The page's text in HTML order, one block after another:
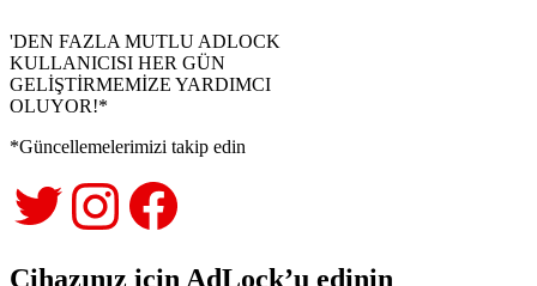
'DEN FAZLA MUTLU ADLOCK
KULLANICISI HER GÜN
GELİŞTİRMEMİZE YARDIMCI
OLUYOR!*
*Güncellemelerimizi takip edin
Cihazınız için AdLock’u edinin